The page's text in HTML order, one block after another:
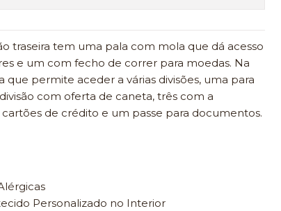
traseira tem uma pala com mola que dá acesso
e um com fecho de correr para moedas. Na
permite aceder a várias divisões, uma para
com oferta de caneta, três com a
de crédito e um passe para documentos.
Personalizado no Interior